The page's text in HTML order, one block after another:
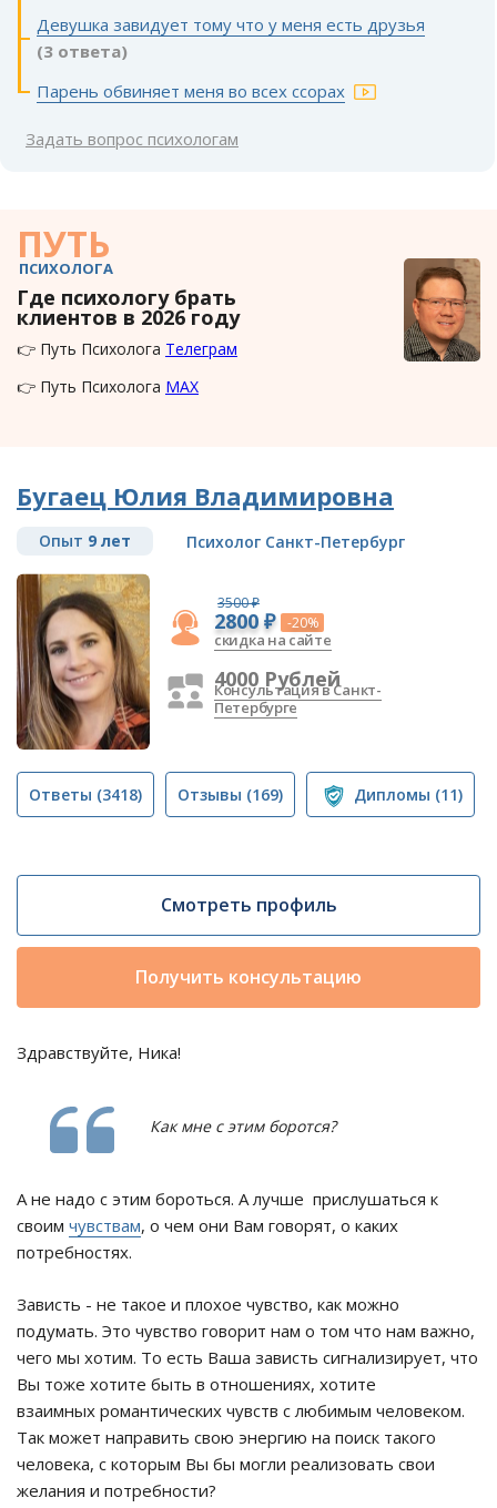
Девушка завидует тому что у меня есть друзья
(3 ответа)
Парень обвиняет меня во всех ссорах
Задать вопрос психологам
ПУТЬ
ПСИХОЛОГА
Где психологу брать
клиентов в 2026 году
👉 Путь Психолога Телеграм
👉 Путь Психолога MAX
Бугаец Юлия Владимировна
Опыт 9 лет Психолог Санкт-Петербург
3500 ₽
2800 ₽ -20%
скидка на сайте
4000 Рублей
Консультация в Санкт-
Петербурге
Ответы (3418) Отзывы (169) Дипломы (11)
Смотреть профиль
Получить консультацию
Здравствуйте, Ника!
Как мне с этим боротся?
А не надо с этим бороться. А лучше прислушаться к
своим чувствам, о чем они Вам говорят, о каких
потребностях.
Зависть - не такое и плохое чувство, как можно
подумать. Это чувство говорит нам о том что нам важно,
чего мы хотим. То есть Ваша зависть сигнализирует, что
Вы тоже хотите быть в отношениях, хотите
взаимных романтических чувств с любимым человеком.
Так может направить свою энергию на поиск такого
человека, с которым Вы бы могли реализовать свои
желания и потребности?